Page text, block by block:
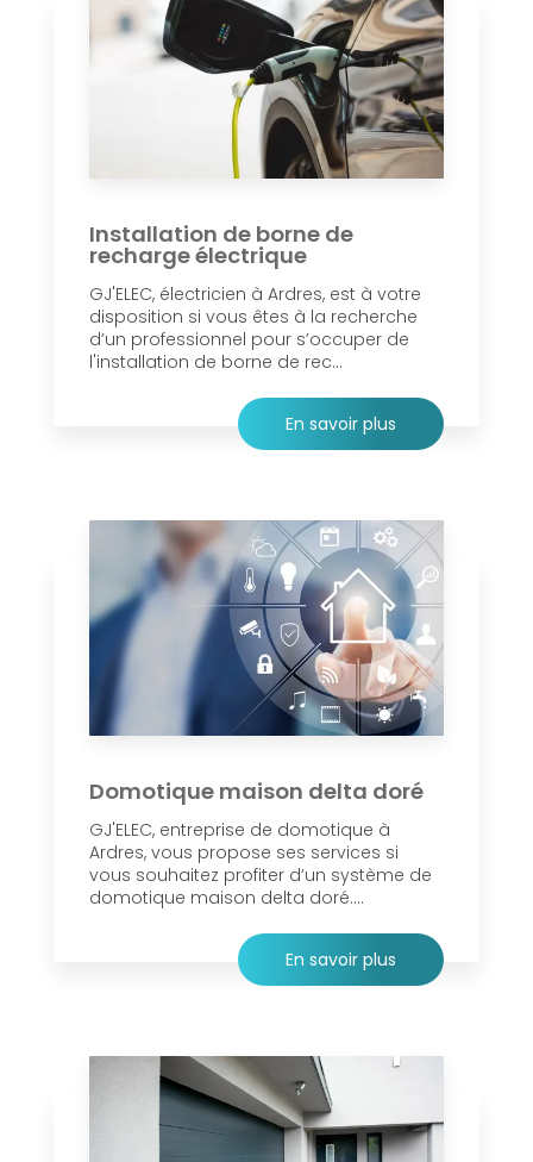
Installation de borne de
recharge électrique
GJ'ELEC, électricien à Ardres, est à votre
disposition si vous êtes à la recherche
d’un professionnel pour s’occuper de
l'installation de borne de rec...
En savoir plus
Domotique maison delta doré
GJ'ELEC, entreprise de domotique à
Ardres, vous propose ses services si
vous souhaitez profiter d’un système de
domotique maison delta doré....
En savoir plus